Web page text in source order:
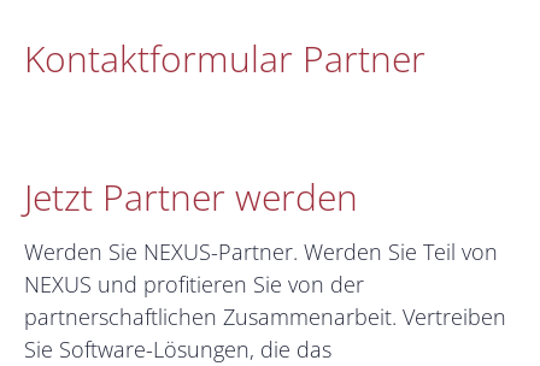
Kontaktformular Partner
Jetzt Partner werden
Werden Sie NEXUS-Partner. Werden Sie Teil von
NEXUS und profitieren Sie von der
partnerschaftlichen Zusammenarbeit. Vertreiben
Sie Software-Lösungen, die das